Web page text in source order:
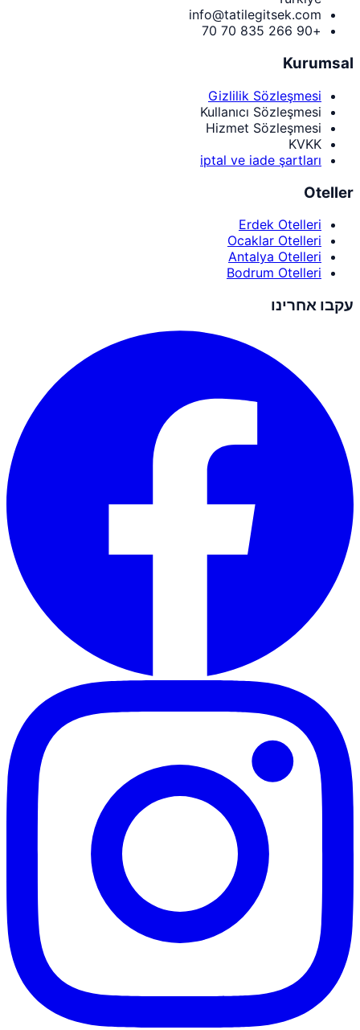
info@tatilegitsek.com
+90 266 835 70 70
Kurumsal
Gizlilik Sözleşmesi
Kullanıcı Sözleşmesi
Hizmet Sözleşmesi
KVKK
iptal ve iade şartları
Oteller
Erdek Otelleri
Ocaklar Otelleri
Antalya Otelleri
Bodrum Otelleri
עקבו אחרינו